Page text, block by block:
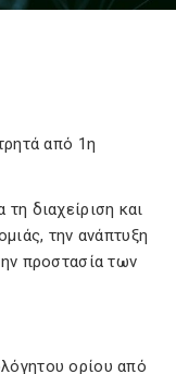
από 1η
διαχείριση και
την ανάπτυξη
προστασία των
ορίου από